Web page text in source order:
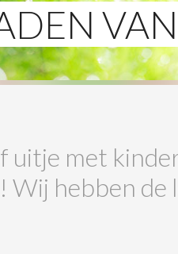
VAN
uitje met
hebben de